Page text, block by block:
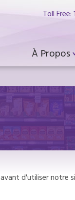
Toll
À Propos
d'utiliser